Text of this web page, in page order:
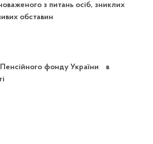
з питань осіб, зниклих
обставин
Пенсійного фонду України в